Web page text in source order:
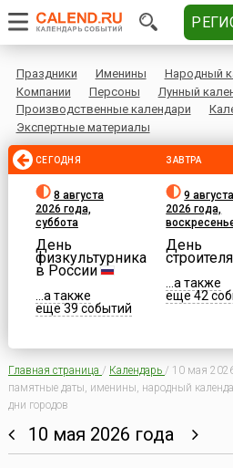
Праздники Именины Народный
Компании
Персоны
Лунный
Производственные календари
Экспертные материалы
СЕГОДНЯ
8 августа
2026 года,
суббота
День
физкультурника
в России
...а также
еще 39 событий
ЗАВТРА
9 августа
2026 года,
День
строителя
...а также
еще 42
Главная страница / Календарь / 10 мая
памятные даты, именины, народный
дни городов
10 мая 2026 года